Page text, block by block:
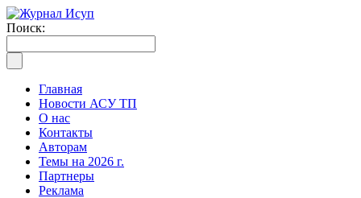
Поиск:
Главная
Новости АСУ ТП
О нас
Контакты
Авторам
Темы на 2026 г.
Партнеры
Реклама